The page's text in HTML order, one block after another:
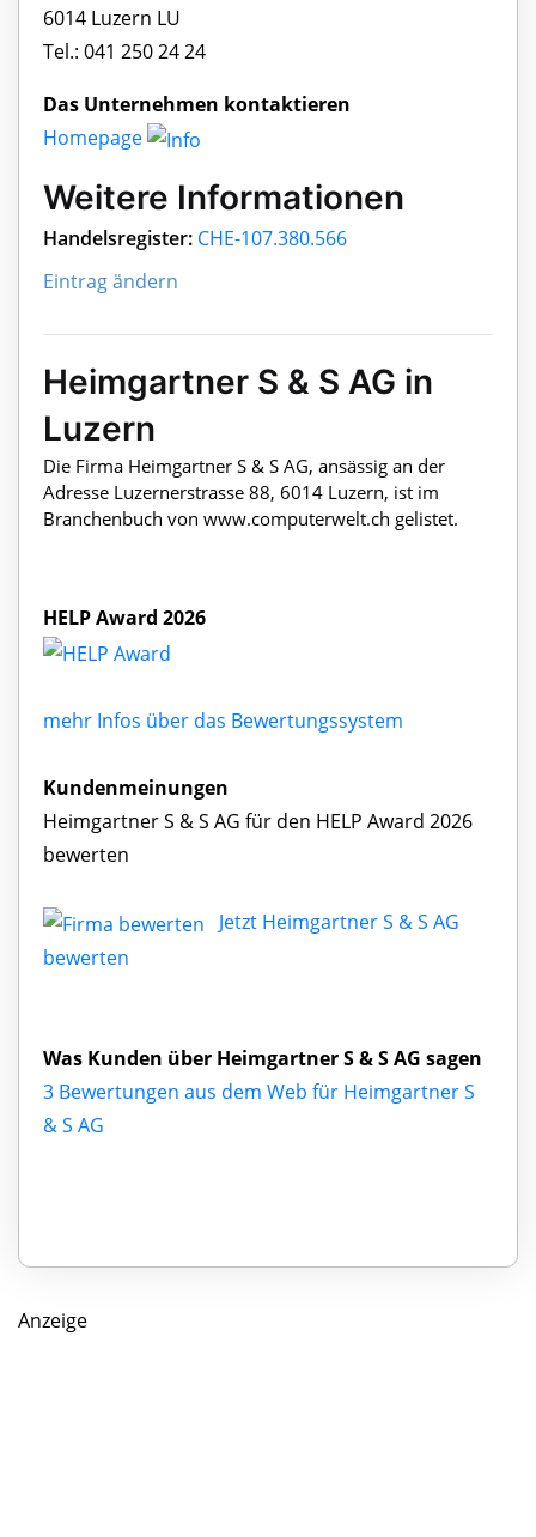
6014 Luzern LU
Tel.: 041 250 24 24
Das Unternehmen kontaktieren
Homepage
Weitere Informationen
Handelsregister: CHE-107.380.566
Eintrag ändern
Heimgartner S & S AG in
Luzern
Die Firma Heimgartner S & S AG, ansässig an der
Adresse Luzernerstrasse 88, 6014 Luzern, ist im
Branchenbuch von www.computerwelt.ch gelistet.
HELP Award 2026
mehr Infos über das Bewertungssystem
Kundenmeinungen
Heimgartner S & S AG für den HELP Award 2026
bewerten
Jetzt Heimgartner S & S AG
bewerten
Was Kunden über Heimgartner S & S AG sagen
3 Bewertungen aus dem Web für Heimgartner S
& S AG
Anzeige